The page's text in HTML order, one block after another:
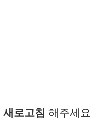
새로고침 해주세요